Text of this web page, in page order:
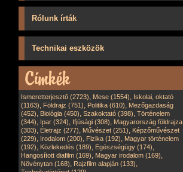
Rólunk írták
Technikai eszközök
Ismeretterjesztő (2723), Mese (1554), Iskolai, oktató
(1163), Földrajz (751), Politika (610), Mezőgazdaság
(452), Biológia (450), Szakoktató (398), Történelem
(344), Ipar (324), Ifjúsági (308), Magyarország földrajza
(303), Életrajz (277), Művészet (251), Képzőművészet
(229), Irodalom (200), Fizika (192), Magyar történelem
(192), Közlekedés (189), Egészségügy (174),
Hangosított diafilm (169), Magyar irodalom (169),
Növénytan (168), Rajzfilm alapján (133),